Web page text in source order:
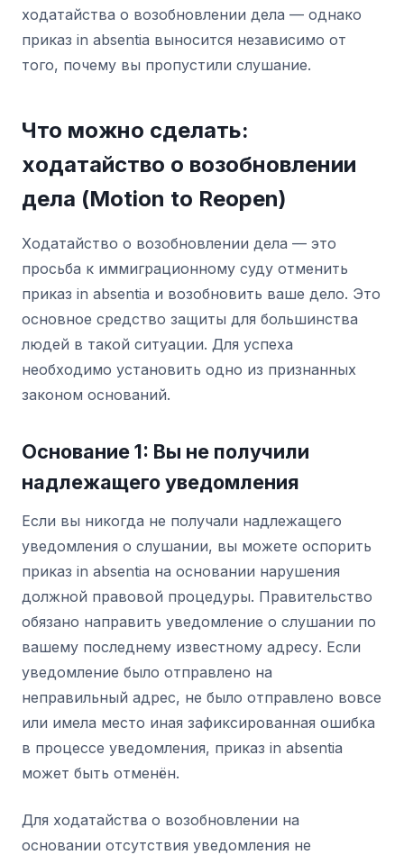
ходатайства о возобновлении дела — однако
приказ in absentia выносится независимо от
того, почему вы пропустили слушание.
Что можно сделать:
ходатайство о возобновлении
дела (Motion to Reopen)
Ходатайство о возобновлении дела — это
просьба к иммиграционному суду отменить
приказ in absentia и возобновить ваше дело. Это
основное средство защиты для большинства
людей в такой ситуации. Для успеха
необходимо установить одно из признанных
законом оснований.
Основание 1: Вы не получили
надлежащего уведомления
Если вы никогда не получали надлежащего
уведомления о слушании, вы можете оспорить
приказ in absentia на основании нарушения
должной правовой процедуры. Правительство
обязано направить уведомление о слушании по
вашему последнему известному адресу. Если
уведомление было отправлено на
неправильный адрес, не было отправлено вовсе
или имела место иная зафиксированная ошибка
в процессе уведомления, приказ in absentia
может быть отменён.
Для ходатайства о возобновлении на
основании отсутствия уведомления не